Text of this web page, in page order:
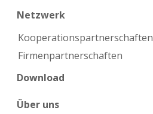
Netzwerk
Kooperations­partnerschaften
Firmen­partnerschaften
Download
Über uns